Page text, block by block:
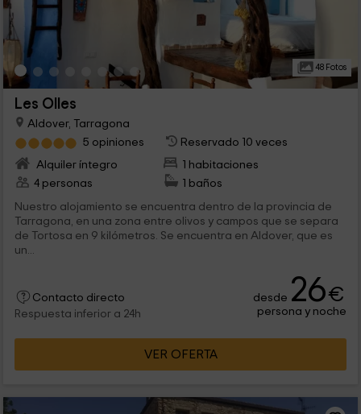
48 Fotos
Les Olles
Aldover, Tarragona
5 opiniones
Reservado 10 veces
Alquiler íntegro
1 habitaciones
4 personas
1 baños
Nuestro alojamiento se encuentra dentro de la provincia de
Tarragona, en una zona entre olivos y campos que se separa
de Tortosa en 9 kilómetros. Se encuentra en Aldover, que es
un...
Contacto directo
Respuesta inferior a 24h
desde 26€
persona y noche
VER OFERTA